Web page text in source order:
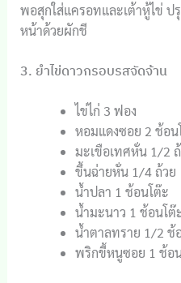
พอสุกใส่แครอทและเต้าหู้ไข่ ป
หน้าด้วยผักชี
3. ยำไข่ดาวกรอบรสจัดจ้าน
ไข่ไก่ 3 ฟอง
หอมแดงซอย 2 ช้อน
มะเขือเทศหั่น 1/2
ขึ้นฉ่ายหั่น 1/4 ถ้วย
น้ำปลา 1 ช้อนโต๊ะ
น้ำมะนาว 1 ช้อนโต๊
น้ำตาลทราย 1/2 ช้
พริกขี้หนูซอย 1 ช้อ